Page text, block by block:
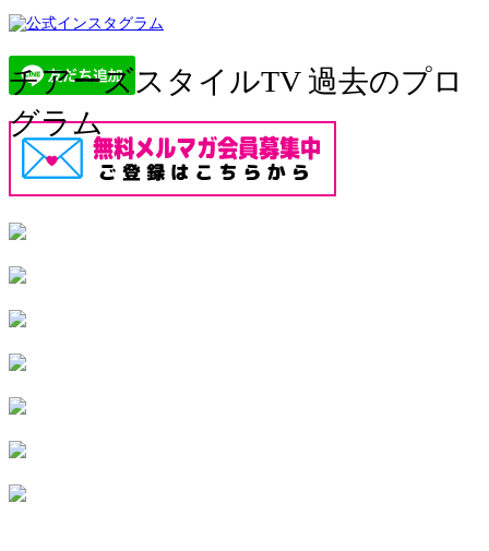
チアーズスタイルTV 過去のプロ
グラム